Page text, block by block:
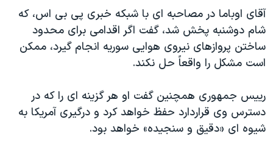
دادگاه حمید نوری
چهل سال گروگان‌گیری
قانون شفافیت دارائی کادر رهبری ایران
اسرائیل در جنگ
نرگس محمدی برنده جایزه نوبل صلح
آقای اوباما در مصاحبه ای با شبکه خبری پی بی اس، که
شام دوشنبه پخش شد، گفت اگر اقدامی برای محدود
ساختن پروازهای نیروی هوایی سوریه انجام گیرد، ممکن
است مشکل را واقعاً حل نکند.
رییس جمهوری همچنین گفت او هر گزینه ای را که در
دسترس وی قراردارد حفظ خواهد کرد و درگیری آمریکا به
شیوه ای «دقیق و سنجیده» خواهد بود.